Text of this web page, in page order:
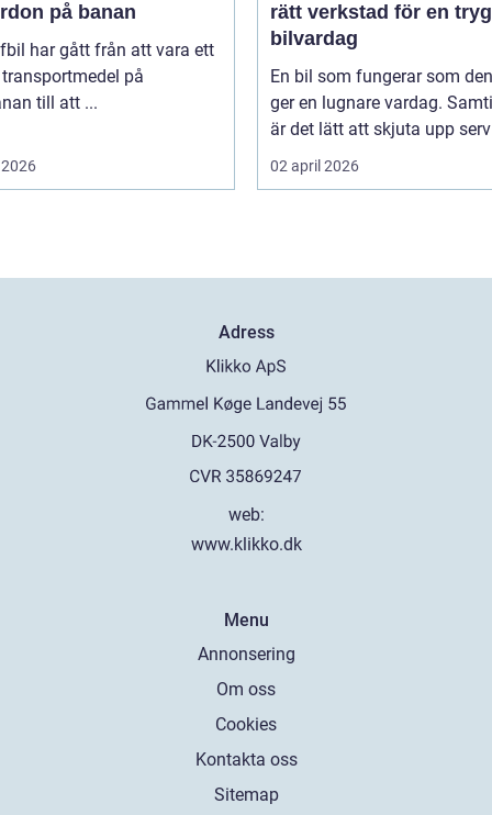
på banan
har gått från att vara ett
på
till att ...
rätt verkstad för en
bilvardag
En bil som fungerar som
ger en lugnare vardag.
är det lätt att skjuta upp
02 april 2026
Adress
web:
www.klikko.dk
Menu
Annonsering
Om oss
Cookies
Kontakta oss
Sitemap